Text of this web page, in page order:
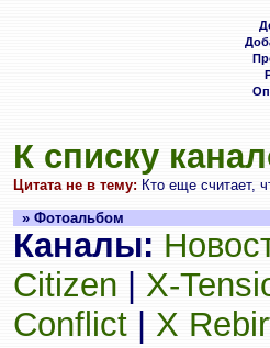
К списку
Цитата не в тему: Кто еще считает,
» Фотоальбом
Каналы:
Citizen
X-
Conflict
X